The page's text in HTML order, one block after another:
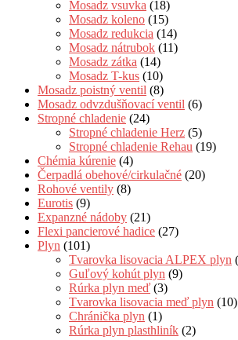
Mosadz vsuvka (18)
Mosadz koleno (15)
Mosadz redukcia (14)
Mosadz nátrubok (11)
Mosadz zátka (14)
Mosadz T-kus (10)
Mosadz poistný ventil (8)
Mosadz odvzdušňovací ventil (6)
Stropné chladenie (24)
Stropné chladenie Herz (5)
Stropné chladenie Rehau (19)
Chémia kúrenie (4)
Čerpadlá obehové/cirkulačné (20)
Rohové ventily (8)
Eurotis (9)
Expanzné nádoby (21)
Flexi pancierové hadice (27)
Plyn (101)
Tvarovka lisovacia ALPEX plyn
Guľový kohút plyn (9)
Rúrka plyn meď (3)
Tvarovka lisovacia meď plyn (10)
Chránička plyn (1)
Rúrka plyn plasthliník (2)